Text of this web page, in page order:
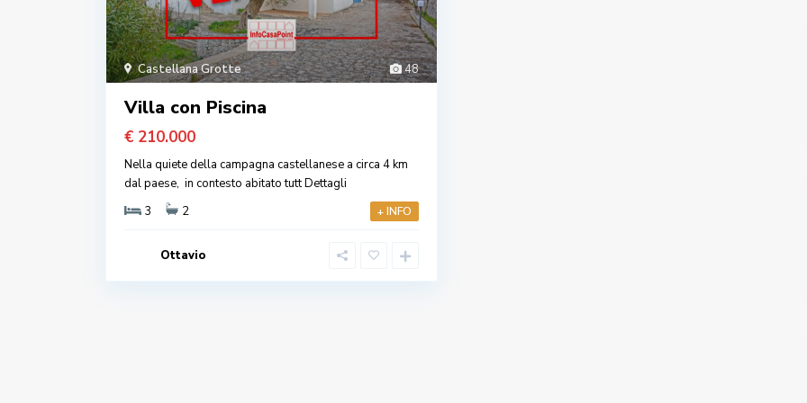
48
Castellana Grotte
Villa con Piscina
€ 210.000
Nella quiete della campagna castellanese a circa 4 km
dal paese, in contesto abitato tuttDettagli
3
2 + INFO
Ottavio